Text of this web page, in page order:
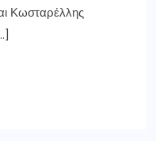
Κωσταρέλλης